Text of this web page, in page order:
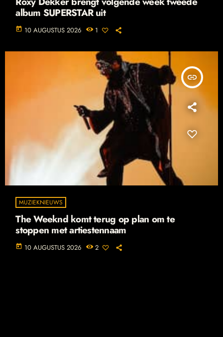
album SUPERSTAR uit
today 10 AUGUSTUS 2026 1
insert_link
MUZIEKNIEUWS
The Weeknd komt terug op plan om te
stoppen met artiestennaam
today 10 AUGUSTUS 2026 2